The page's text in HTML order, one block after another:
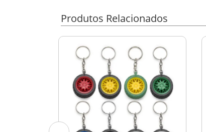
Produtos Relacionados